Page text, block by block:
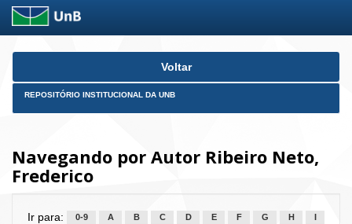
Skip
Voltar
REPOSITÓRIO INSTITUCIONAL DA UNB
Navegando por Autor Ribeiro Neto,
Frederico
Ir para: 0-9 A B C D E F G H